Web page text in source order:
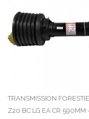
TRANSMISSION
Z20 BC LG EA CR